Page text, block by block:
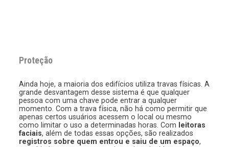
Proteção
Ainda hoje, a maioria dos edifícios utiliza travas físicas. A
grande desvantagem desse sistema é que qualquer
pessoa com uma chave pode entrar a qualquer
momento. Com a trava física, não há como permitir que
apenas certos usuários acessem o local ou mesmo
como limitar o uso a determinadas horas. Com leitoras
faciais, além de todas essas opções, são realizados
registros sobre quem entrou e saiu de um espaço,